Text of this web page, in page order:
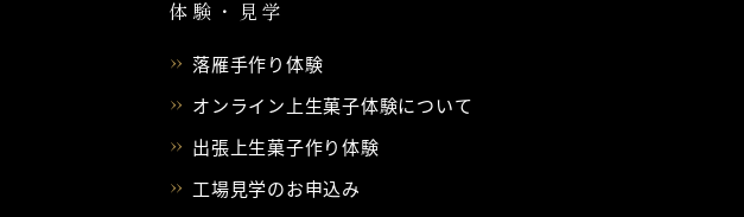
体験・見学
落雁手作り体験
オンライン上生菓子体験について
出張上生菓子作り体験
工場見学のお申込み